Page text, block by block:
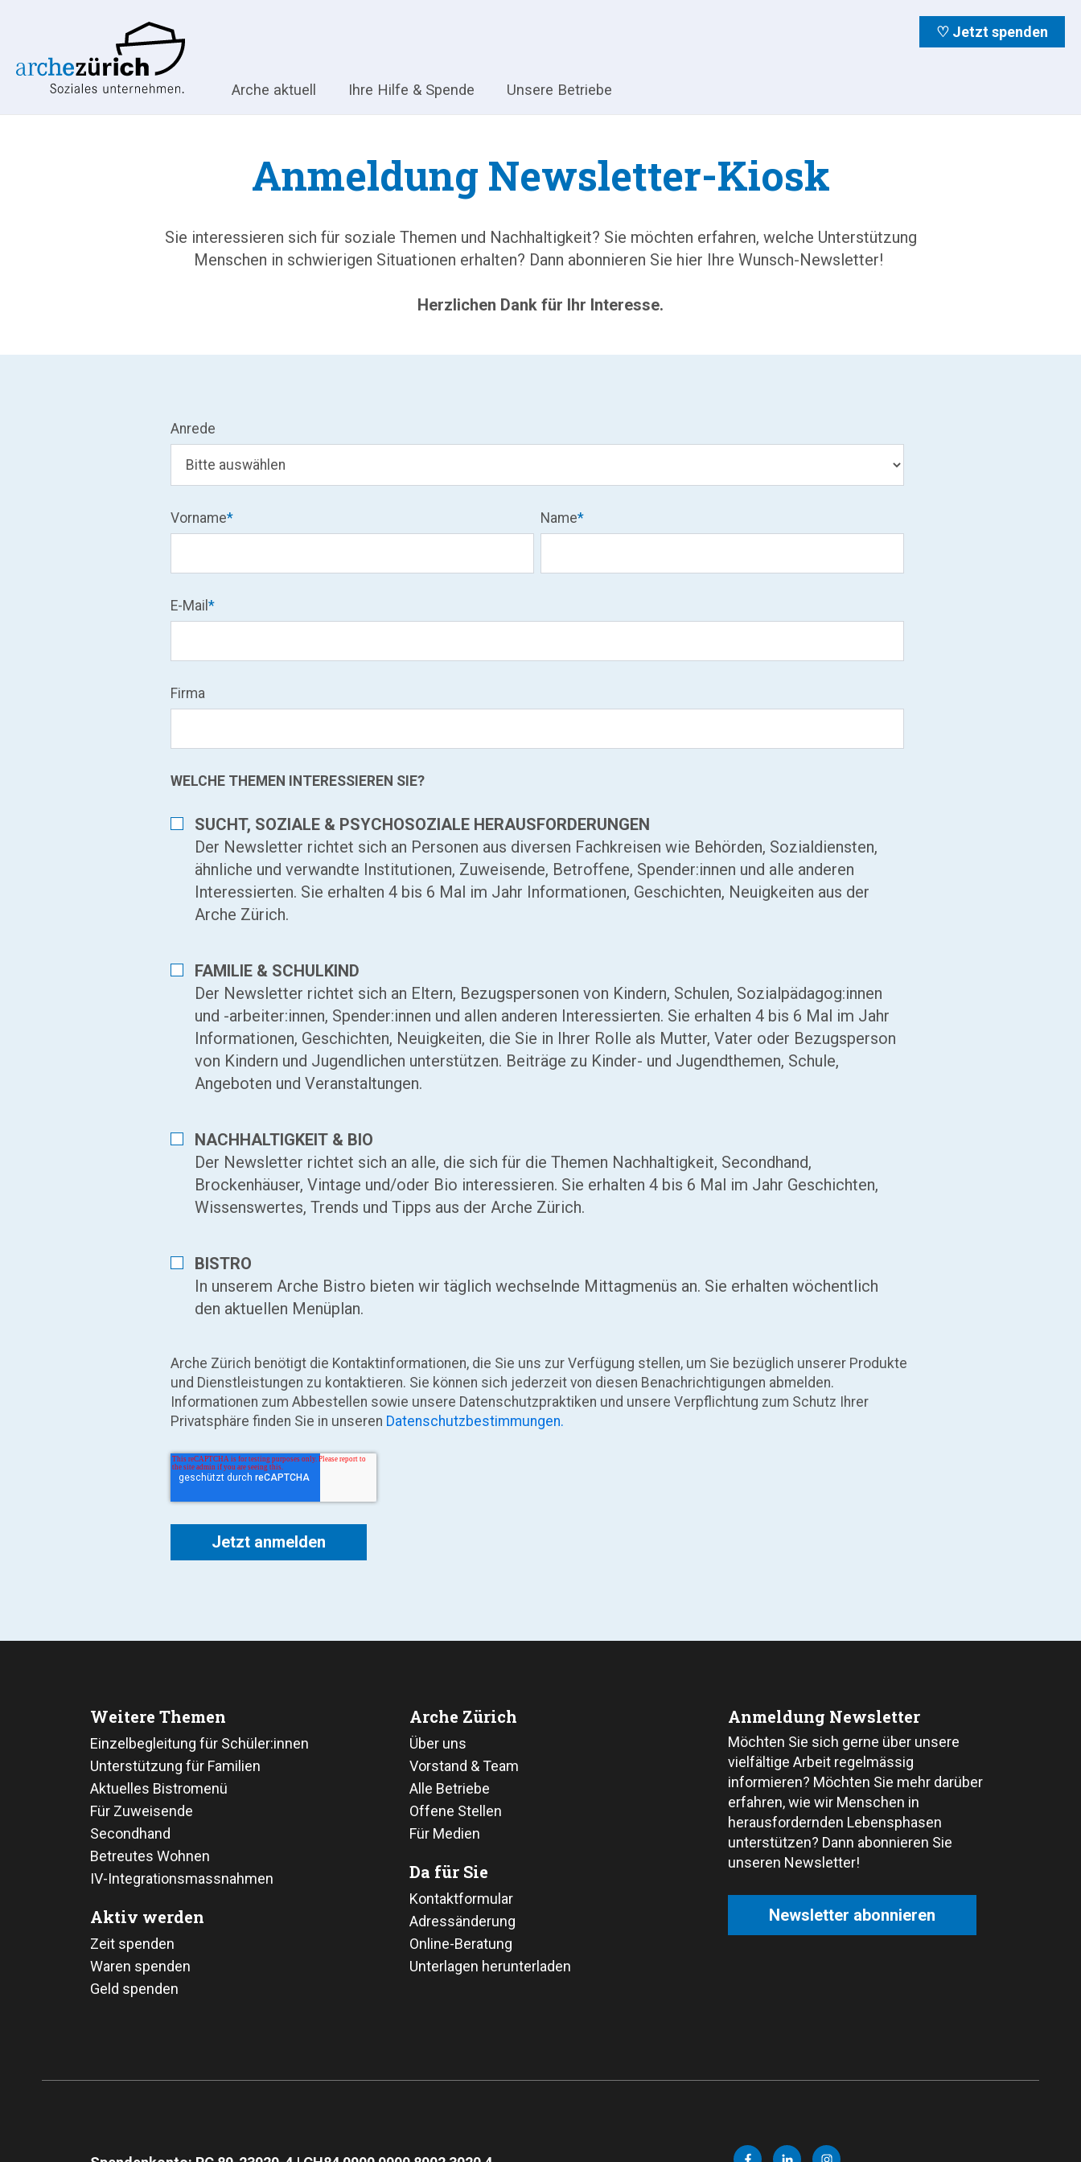
♡ Jetzt spenden
Arche aktuell Ihre Hilfe & Spende Unsere Betriebe
Anmeldung Newsletter-Kiosk
Sie interessieren sich für soziale Themen und Nachhaltigkeit? Sie möchten erfahren, welche Unterstützung
Menschen in schwierigen Situationen erhalten? Dann abonnieren Sie hier Ihre Wunsch-Newsletter!
Herzlichen Dank für Ihr Interesse.
Anrede
Vorname* Name*
E-Mail *
Firma
WELCHE THEMEN INTERESSIEREN SIE?
SUCHT, SOZIALE & PSYCHOSOZIALE HERAUSFORDERUNGEN
Der Newsletter richtet sich an Personen aus diversen Fachkreisen wie Behörden, Sozialdiensten,
ähnliche und verwandte Institutionen, Zuweisende, Betroffene, Spender:innen und alle anderen
Interessierten. Sie erhalten 4 bis 6 Mal im Jahr Informationen, Geschichten, Neuigkeiten aus der
Arche Zürich.
FAMILIE & SCHULKIND
Der Newsletter richtet sich an Eltern, Bezugspersonen von Kindern, Schulen, Sozialpädagog:innen
und -arbeiter:innen, Spender:innen und allen anderen Interessierten. Sie erhalten 4 bis 6 Mal im Jahr
Informationen, Geschichten, Neuigkeiten, die Sie in Ihrer Rolle als Mutter, Vater oder Bezugsperson
von Kindern und Jugendlichen unterstützen. Beiträge zu Kinder- und Jugendthemen, Schule,
Angeboten und Veranstaltungen.
NACHHALTIGKEIT & BIO
Der Newsletter richtet sich an alle, die sich für die Themen Nachhaltigkeit, Secondhand,
Brockenhäuser, Vintage und/oder Bio interessieren. Sie erhalten 4 bis 6 Mal im Jahr Geschichten,
Wissenswertes, Trends und Tipps aus der Arche Zürich.
BISTRO
In unserem Arche Bistro bieten wir täglich wechselnde Mittagmenüs an. Sie erhalten wöchentlich
den aktuellen Menüplan.
Arche Zürich benötigt die Kontaktinformationen, die Sie uns zur Verfügung stellen, um Sie bezüglich unserer Produkte
und Dienstleistungen zu kontaktieren. Sie können sich jederzeit von diesen Benachrichtigungen abmelden.
Informationen zum Abbestellen sowie unsere Datenschutzpraktiken und unsere Verpflichtung zum Schutz Ihrer
Privatsphäre finden Sie in unseren Datenschutzbestimmungen.
Weitere Themen
Einzelbegleitung für Schüler:innen
Unterstützung für Familien
Aktuelles Bistromenü
Für Zuweisende
Secondhand
Betreutes Wohnen
IV-Integrationsmassnahmen
Aktiv werden
Zeit spenden
Waren spenden
Geld spenden
Arche Zürich
Über uns
Vorstand & Team
Alle Betriebe
Offene Stellen
Für Medien
Da für Sie
Kontaktformular
Adressänderung
Online-Beratung
Unterlagen herunterladen
Anmeldung Newsletter
Möchten Sie sich gerne über unsere
vielfältige Arbeit regelmässig
informieren? Möchten Sie mehr darüber
erfahren, wie wir Menschen in
herausfordernden Lebensphasen
unterstützen? Dann abonnieren Sie
unseren Newsletter!
Newsletter abonnieren